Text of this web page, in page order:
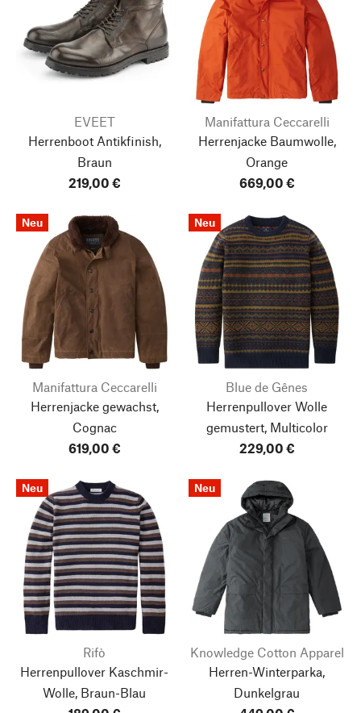
EVEET
Herrenboot Antikfinish,
Braun
219,00 €
Manifattura Ceccarelli
Herrenjacke Baumwolle,
Orange
669,00 €
Neu
Manifattura Ceccarelli
Herrenjacke gewachst,
Cognac
619,00 €
Neu
Blue de Gênes
Herrenpullover Wolle
gemustert, Multicolor
229,00 €
Neu
Rifò
Herrenpullover Kaschmir-
Wolle, Braun-Blau
Neu
Knowledge Cotton Apparel
Herren-Winterparka,
Dunkelgrau